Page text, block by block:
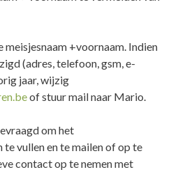
meisjesnaam +voornaam. Indien
(adres, telefoon, gsm, e-
jaar, wijzig
of stuur mail naar Mario.
om het
vullen en te mailen of op te
contact op te nemen met